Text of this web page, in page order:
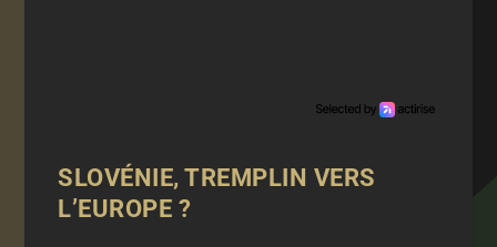
SLOVÉNIE, TREMPLIN VERS
L’EUROPE ?